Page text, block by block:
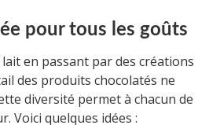
pour tous les goûts
en passant par des créations
des produits chocolatés ne
diversité permet à chacun de
Voici quelques idées :